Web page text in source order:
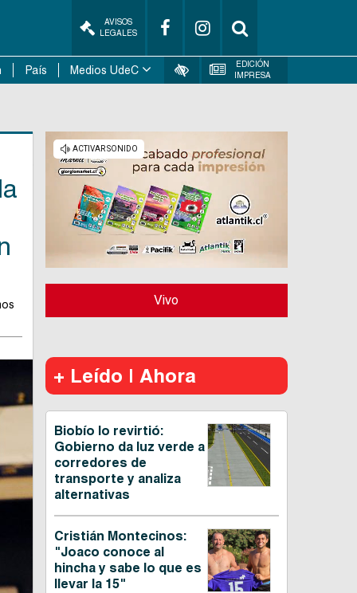
AVISOS
LEGALES
País Medios UdeC
EDICIÓN
IMPRESA
Vivo
+ Leído | Ahora
Biobío lo revirtió:
Gobierno da luz verde a
corredores de
transporte y analiza
alternativas
Cristián Montecinos:
"Joaco conoce al
hincha y sabe lo que es
llevar la 15"